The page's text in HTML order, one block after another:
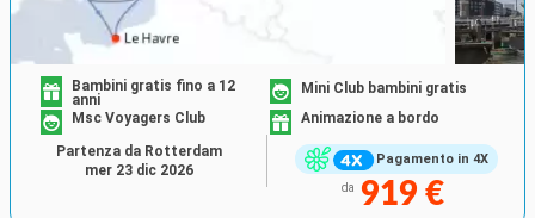
Pagamento in 4X
Bambini gratis fino a 12
anni
Mini Club bambini gratis
Msc Voyagers Club
Animazione a bordo
da 919 €
Partenza da Rotterdam
mer 23 dic 2026